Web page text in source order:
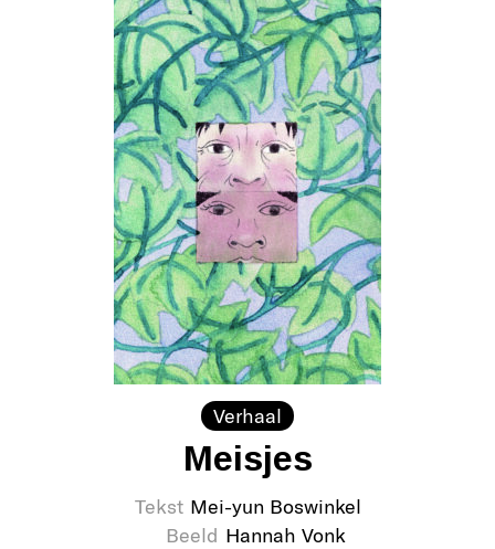
Verhaal
Meisjes
Tekst Mei-yun Boswinkel
Beeld Hannah Vonk